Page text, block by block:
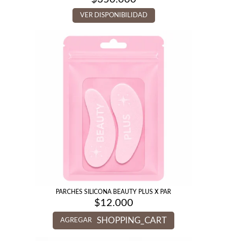
VER DISPONIBILIDAD
PARCHES SILICONA BEAUTY PLUS X PAR
$12.000
AGREGAR SHOPPING_CART